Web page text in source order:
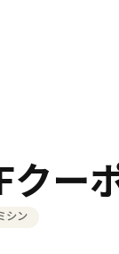
バーサルファッショ
沿革
用情報
情報お問い合わせフ
ー
シン